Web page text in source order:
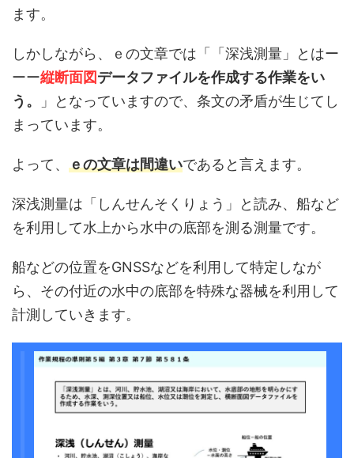
ます。
しかしながら、ｅの文章では「「深浅測量」とはー
ーー縦断面図データファイルを作成する作業をい
う。
」となっていますので、条文の矛盾が生じてし
まっています。
よって、 ｅの文章は間違いであると言えます。
深浅測量は「しんせんそくりょう」と読み、船など
を利用して水上から水中の底部を測る測量です。
船などの位置をGNSSなどを利用して特定しなが
ら、その付近の水中の底部を特殊な器械を利用して
計測していきます。